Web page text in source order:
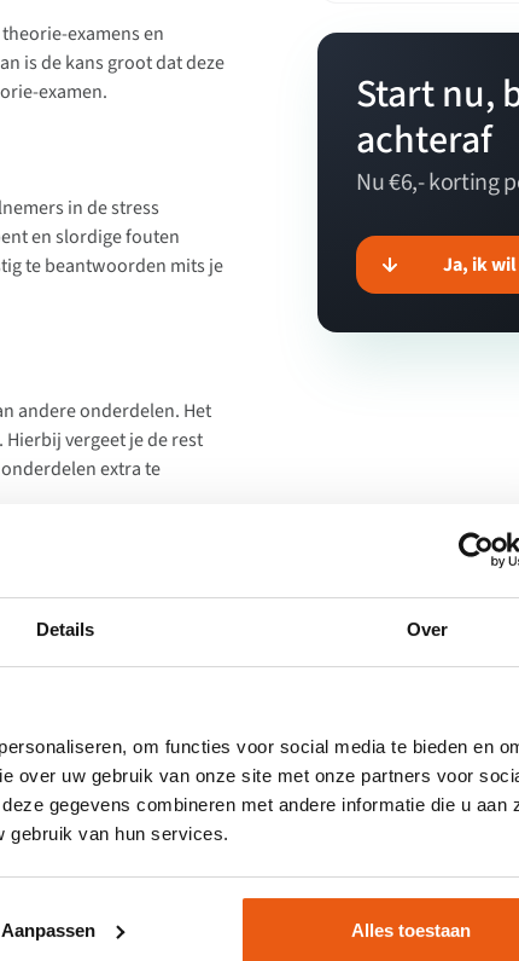
Details Over
om functies voor social media te bieden en
over uw gebruik van onze site met onze partners voor
gegevens combineren met andere informatie die u aan
gebruik van hun services.
Aanpassen Alles toestaan
Start nu,
achteraf
Nu €6,- korting
Ja, ik
examens en
is de kans groot dat deze
examen.
in de stress
en slordige fouten
te beantwoorden mits je
andere onderdelen. Het
vergeet je de rest
extra te
Je onthoudt het dan
goed kent en ook